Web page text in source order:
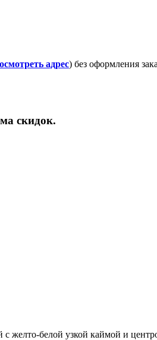
адрес) без оформления
скидок.
желто-белой узкой каймой и